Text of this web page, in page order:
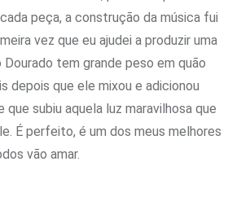
peça, a construção da música fui
vez que eu ajudei a produzir uma
Dourado tem grande peso em quão
depois que ele mixou e adicionou
que subiu aquela luz maravilhosa que
É perfeito, é um dos meus melhores
vão amar.